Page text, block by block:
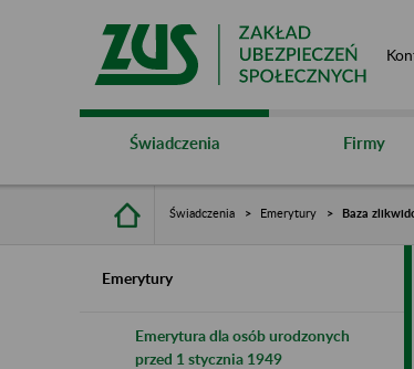
Świadczenia Firmy
Świadczenia Emerytury Baza
Emerytury
Emerytura dla osób urodzonych
przed 1 stycznia 1949